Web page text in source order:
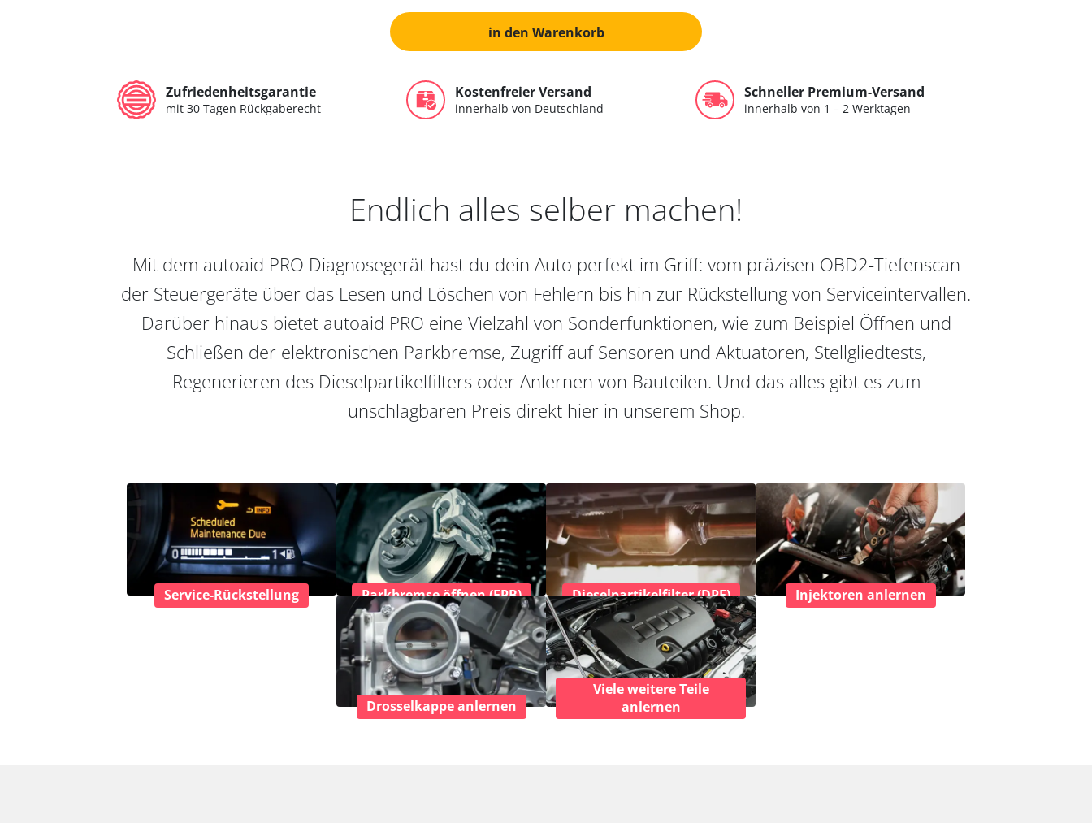
in den Warenkorb
Zufriedenheitsgarantie
mit 30 Tagen Rückgaberecht
Kostenfreier Versand
innerhalb von Deutschland
Schneller Premium-Versand
innerhalb von 1 – 2 Werktagen
Endlich alles selber machen!
Mit dem autoaid PRO Diagnosegerät hast du dein Auto perfekt im Griff: vom präzisen OBD2-Tiefenscan
der Steuergeräte über das Lesen und Löschen von Fehlern bis hin zur Rückstellung von Serviceintervallen.
Darüber hinaus bietet autoaid PRO eine Vielzahl von Sonderfunktionen, wie zum Beispiel Öffnen und
Schließen der elektronischen Parkbremse, Zugriff auf Sensoren und Aktuatoren, Stellgliedtests,
Regenerieren des Dieselpartikelfilters oder Anlernen von Bauteilen. Und das alles gibt es zum
unschlagbaren Preis direkt hier in unserem Shop.
Service-Rückstellung Parkbremse öffnen (EPB) Dieselpartikelfilter (DPF) Injektoren anlernen
Drosselkappe anlernen
Viele weitere Teile
anlernen